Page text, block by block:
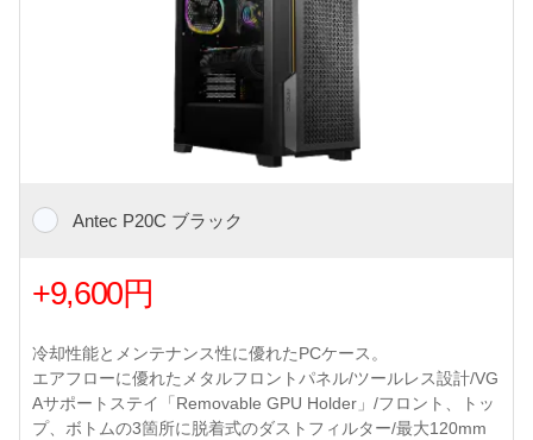
Antec P20C ブラック
+9,600円
冷却性能とメンテナンス性に優れたPCケース。
エアフローに優れたメタルフロントパネル/ツールレス設計/VG
Aサポートステイ「Removable GPU Holder」/フロント、トッ
プ、ボトムの3箇所に脱着式のダストフィルター/最大120mm